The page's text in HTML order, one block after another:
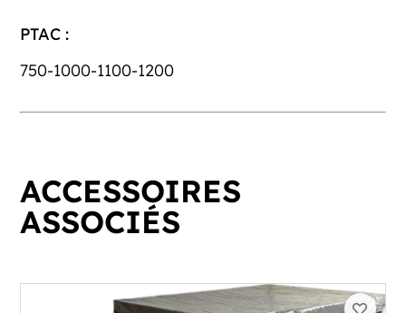
PTAC :
750-1000-1100-1200
ACCESSOIRES
ASSOCIÉS